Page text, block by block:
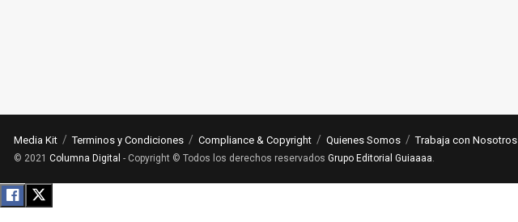
Media Kit Terminos y Condiciones Compliance & Copyright Quienes Somos Trabaja con Nosotros
© 2021 Columna Digital - Copyright © Todos los derechos reservados Grupo Editorial Guiaaaa